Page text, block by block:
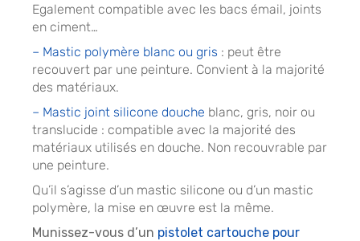
Egalement compatible avec les bacs émail, joints
en ciment…
– Mastic polymère blanc ou gris : peut être
recouvert par une peinture. Convient à la majorité
des matériaux.
– Mastic joint silicone douche blanc, gris, noir ou
translucide : compatible avec la majorité des
matériaux utilisés en douche. Non recouvrable par
une peinture.
Qu’il s’agisse d’un mastic silicone ou d’un mastic
polymère, la mise en œuvre est la même.
Munissez-vous d’un pistolet cartouche pour